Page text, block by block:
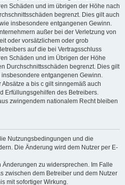
Schäden und im übrigen der Höhe nach
begrenzt. Dies gilt auch
insbesondere entgangenen Gewinn.
außer bei der Verletzung von
oder vorsätzlichem oder grob
auf die bei Vertragsschluss
Schäden und im Übrigen der Höhe
Durchschnittsschäden begrenzt. Dies gilt
entgangenen Gewinn.
a bis c gilt sinngemäß auch
Erfüllungsgehilfen des Betreibers.
zwingendem nationalem Recht bleiben
Nutzungsbedingungen und die
Die Änderung wird dem Nutzer per E-
Änderungen zu widersprechen. Im Falle
zwischen dem Betreiber und dem Nutzer
mit sofortiger Wirkung.